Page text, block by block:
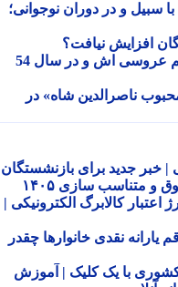
و در دوران نوجوانی؛
افزایش نیافت؟
اش و در سال 54
ناصرالدین شاه» در
جدید برای بازنشستگان و
سازی ۱۴۰۵
| زمان شارژ اعتبار کالابرگ الکترونیکی |
مرداد ماه ۱۴۰۵ | رقم یارانه نقدی خانوارها چقدر
با یک کلیک | آموزش